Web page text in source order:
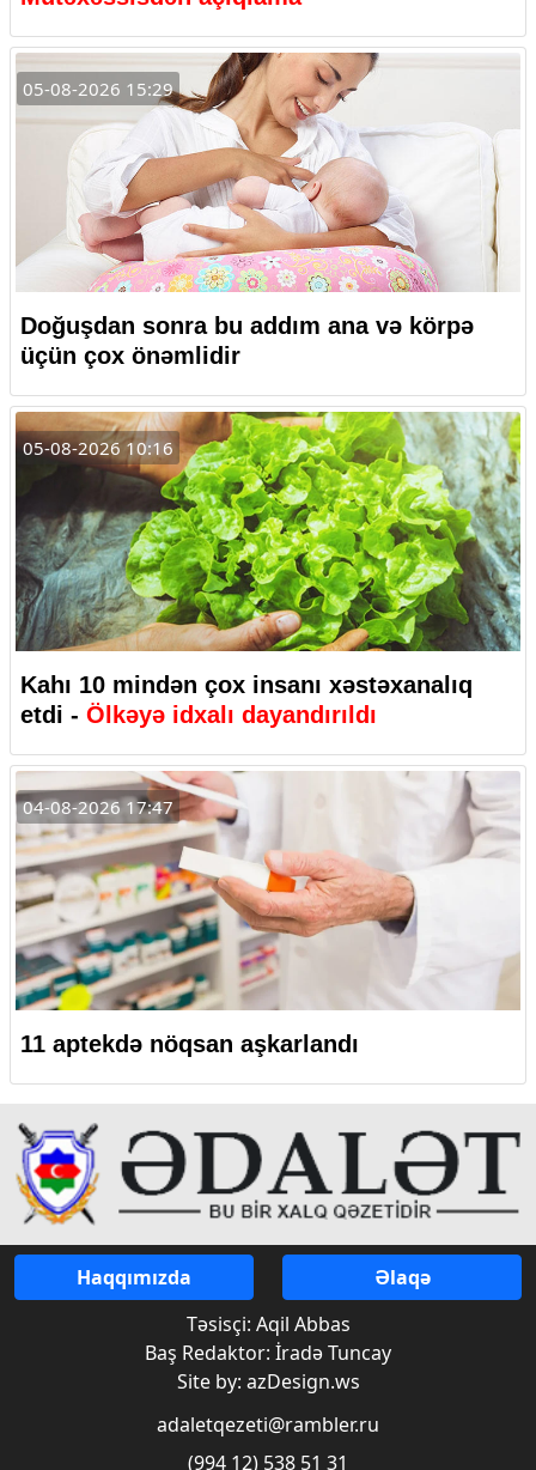
05-08-2026 15:29
Doğuşdan sonra bu addım ana və körpə
üçün çox önəmlidir
05-08-2026 10:16
Kahı 10 mindən çox insanı xəstəxanalıq
etdi - Ölkəyə idxalı dayandırıldı
04-08-2026 17:47
11 aptekdə nöqsan aşkarlandı
Haqqımızda
Əlaqə
Təsisçi: Aqil Abbas
Baş Redaktor: İradə Tuncay
Site by: azDesign.ws
adaletqezeti@rambler.ru
(994 12) 538 51 31